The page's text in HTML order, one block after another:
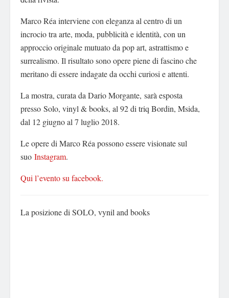
Marco Réa interviene con eleganza al centro di un
incrocio tra arte, moda, pubblicità e identità, con un
approccio originale mutuato da pop art, astrattismo e
surrealismo. Il risultato sono opere piene di fascino che
meritano di essere indagate da occhi curiosi e attenti.
La mostra, curata da Dario Morgante, sarà esposta
presso Solo, vinyl & books, al 92 di triq Bordin, Msida,
dal 12 giugno al 7 luglio 2018.
Le opere di Marco Réa possono essere visionate sul
suo Instagram.
Qui l’evento su facebook.
La posizione di SOLO, vynil and books